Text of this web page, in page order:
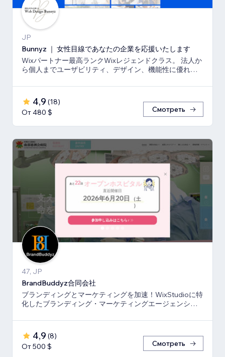
JP
Bunnyz ｜ 女性目線であなたの企業を応援いたします
Wixパートナー最高ランクWixレジェンドクラス。 法人か
ら個人までユーザビリティ、デザイン、機能性に優れた
4,9 (18)
От 480 $
Смотреть
47, JP
BrandBuddyz合同会社
ブランディングとマーケティングを加速！WixStudioに特
化したブランディング・マーケティングエージェンシー
4,9 (8)
От 500 $
Смотреть